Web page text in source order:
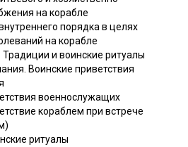
на корабле
порядка в целях
на корабле
Традиции и воинские ритуалы
Воинские приветствия
военнослужащих
кораблем при встрече
ритуалы